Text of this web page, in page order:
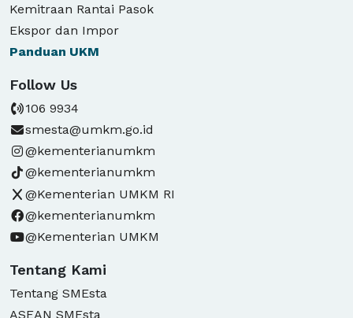
Kemitraan Rantai Pasok
Ekspor dan Impor
Panduan UKM
Follow Us
106 9934
smesta@umkm.go.id
@kementerianumkm
@kementerianumkm
@Kementerian UMKM RI
@kementerianumkm
@Kementerian UMKM
Tentang Kami
Tentang SMEsta
ASEAN SMEsta